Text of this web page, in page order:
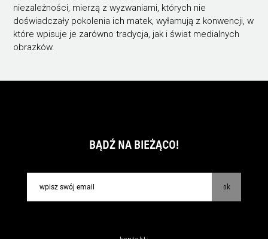
niezależności, mierzą z wyzwaniami, których nie
doświadczały pokolenia ich matek, wyłamują z konwencji, w
które wpisuje je zarówno tradycja, jak i świat medialnych
obrazków.
BĄDŹ NA BIEŻĄCO!
ok